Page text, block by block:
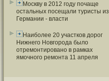
Москву в 2012 году почаще
остальных посещали туристы из
Германии - власти
Наиболее 20 участков дорог
Нижнего Новгорода было
отремонтировано в рамках
ямочного ремонта 11 апреля